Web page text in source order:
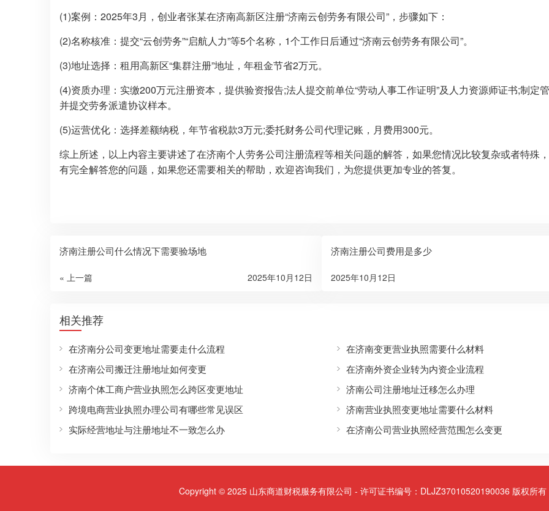
(1)案例：2025年3月，创业者张某在济南高新区注册“济南云创劳务有限公司”，步骤如下：
(2)名称核准：提交“云创劳务”“启航人力”等5个名称，1个工作日后通过“济南云创劳务有限公司”。
(3)地址选择：租用高新区“集群注册”地址，年租金节省2万元。
(4)资质办理：实缴200万元注册资本，提供验资报告;法人提交前单位“劳动人事工作证明”及人力资源师证书;制定
并提交劳务派遣协议样本。
(5)运营优化：选择差额纳税，年节省税款3万元;委托财务公司代理记账，月费用300元。
综上所述，以上内容主要讲述了在济南个人劳务公司注册流程等相关问题的解答，如果您情况比较复杂或者特殊
有完全解答您的问题，如果您还需要相关的帮助，欢迎咨询我们，为您提供更加专业的答复。
济南注册公司什么情况下需要验场地
« 上一篇 2025年10月12日
济南注册公司费用是多少
2025年10月12日
相关推荐
在济南分公司变更地址需要走什么流程
在济南变更营业执照需要什么材料
在济南公司搬迁注册地址如何变更
在济南外资企业转为内资企业流程
济南个体工商户营业执照怎么跨区变更地址
济南公司注册地址迁移怎么办理
跨境电商营业执照办理公司有哪些常见误区
济南营业执照变更地址需要什么材料
实际经营地址与注册地址不一致怎么办
在济南公司营业执照经营范围怎么变更
Copyright © 2025 山东商道财税服务有限公司 - 许可证书编号：DLJZ37010520190036 版权所有